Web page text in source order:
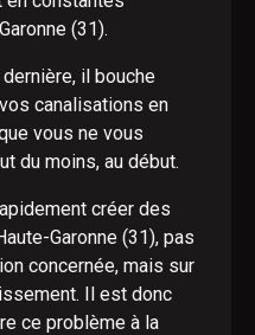
(31).
il bouche
canalisations en
vous ne vous
du moins, au début.
créer des
Garonne (31), pas
concernée, mais sur
Il est donc
ce problème à la